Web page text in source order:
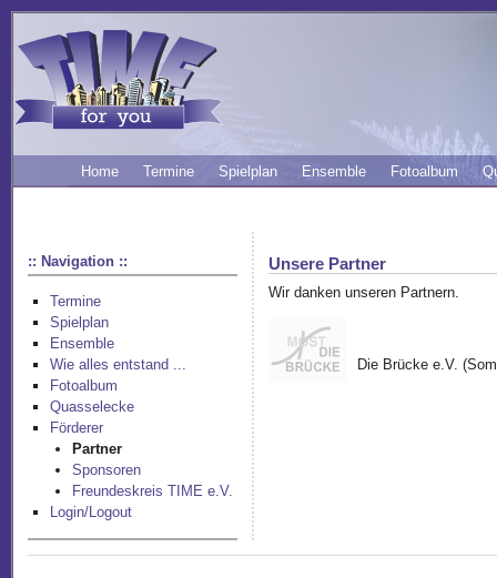
Home Termine Spielplan Ensemble Fotoalbum
:: Navigation ::
Termine
Spielplan
Ensemble
Wie alles entstand ...
Fotoalbum
Quasselecke
Förderer
Partner
Sponsoren
Freundeskreis TIME e.V.
Login/Logout
Unsere Partner
Wir danken unseren Partnern.
Die Brücke e.V.